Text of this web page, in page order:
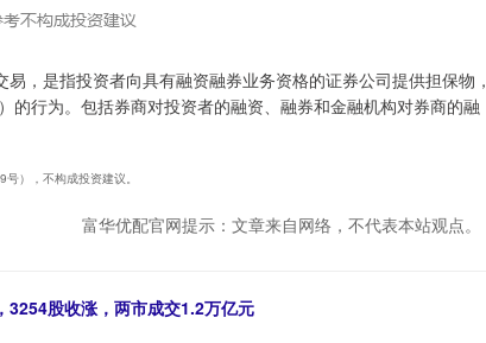
，是指投资者向具有融资融券业务资格的证券公司提供担保物，
行为。包括券商对投资者的融资、融券和金融机构对券商的融
），不构成投资建议。
富华优配官网提示：文章来自网络，不代表本站观点。
3254股收涨，两市成交1.2万亿元